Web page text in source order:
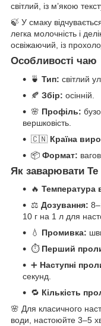
світлий, із м’якою
🍃 У смаку
легка молочність і
освіжаючий, із
Особливості чаю
🍵 Тип: світлий
🍂 Збір: осінній.
🌸 Профіль:
вершковість.
🇨🇳 Країна
📦 Формат:
Як заварювати Те
🔥 Температура
⚖️ Дозування:
10 г на 1 л для
💧 Промивка:
⏱️ Перший
➕ Наступні
секунд.
🔁 Кількість
🌸 Для класичного
води, настоюйте 3–5